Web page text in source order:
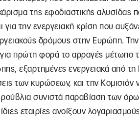
της εφοδιαστικής αλυσίδας
για την ενεργειακή κρίση που
δρόμους στην Ευρώπη. Την
για πρώτη φορά το αρραγές
εξαρτημένες ενεργειακά από
των κυρώσεων, και την
συνιστά παραβίαση των
εταιρίες ανοίξουν